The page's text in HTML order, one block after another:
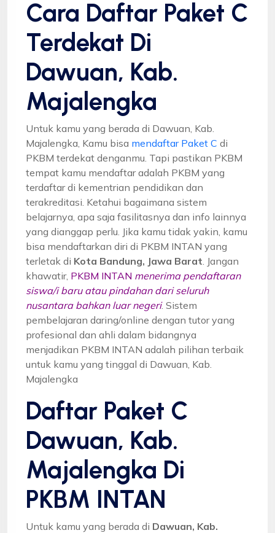
Cara Daftar Paket C
Terdekat Di
Dawuan, Kab.
Majalengka
Untuk kamu yang berada di Dawuan, Kab.
Majalengka, Kamu bisa mendaftar Paket C di
PKBM terdekat denganmu. Tapi pastikan PKBM
tempat kamu mendaftar adalah PKBM yang
terdaftar di kementrian pendidikan dan
terakreditasi. Ketahui bagaimana sistem
belajarnya, apa saja fasilitasnya dan info lainnya
yang dianggap perlu. Jika kamu tidak yakin, kamu
bisa mendaftarkan diri di PKBM INTAN yang
terletak di Kota Bandung, Jawa Barat . Jangan
khawatir, PKBM INTAN menerima pendaftaran
siswa/i baru atau pindahan dari seluruh
nusantara bahkan luar negeri. Sistem
pembelajaran daring/online dengan tutor yang
profesional dan ahli dalam bidangnya
menjadikan PKBM INTAN adalah pilihan terbaik
untuk kamu yang tinggal di Dawuan, Kab.
Majalengka
Daftar Paket C
Dawuan, Kab.
Majalengka Di
PKBM INTAN
Untuk kamu yang berada di Dawuan, Kab.